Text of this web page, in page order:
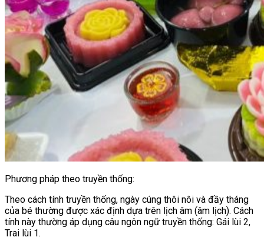
Phương pháp theo truyền thống:
Theo cách tính truyền thống, ngày cúng thôi nôi và đầy tháng
của bé thường được xác định dựa trên lịch âm (âm lịch). Cách
tính này thường áp dụng câu ngôn ngữ truyền thống: Gái lùi 2,
Trai lùi 1.